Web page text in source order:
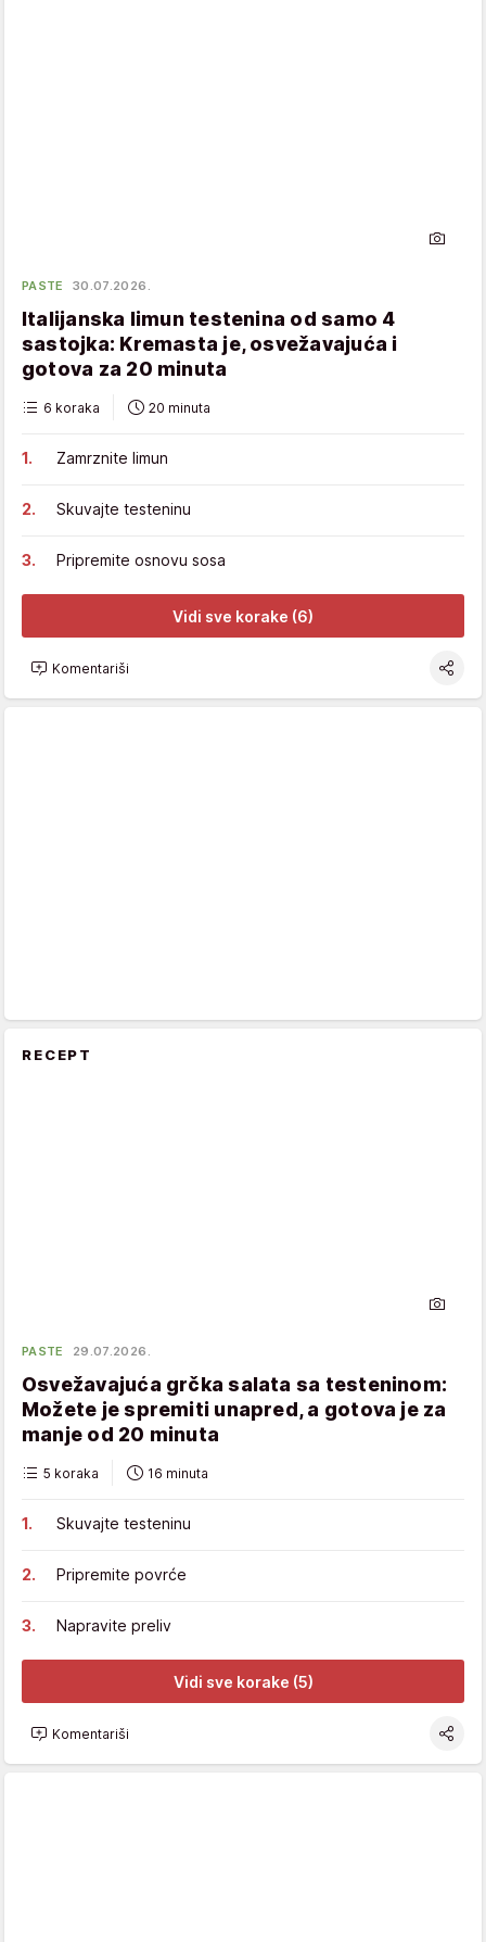
PASTE 30.07.2026.
Italijanska limun testenina od samo 4
sastojka: Kremasta je, osvežavajuća i
gotova za 20 minuta
6 koraka 20 minuta
Zamrznite limun
Skuvajte testeninu
Pripremite osnovu sosa
Vidi sve korake (6)
Komentariši
RECEPT
PASTE 29.07.2026.
Osvežavajuća grčka salata sa testeninom:
Možete je spremiti unapred, a gotova je za
manje od 20 minuta
5 koraka 16 minuta
Skuvajte testeninu
Pripremite povrće
Napravite preliv
Vidi sve korake (5)
Komentariši